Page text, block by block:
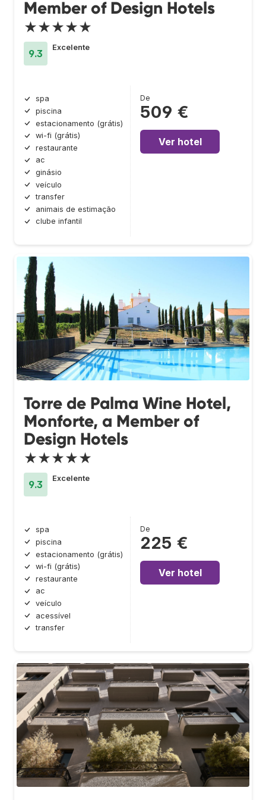
Member of Design Hotels
★★★★★
9.3
Excelente
spa
piscina
estacionamento (grátis)
wi-fi (grátis)
restaurante
ac
ginásio
veículo
transfer
animais de estimação
clube infantil
De
509 €
Ver hotel
Torre de Palma Wine Hotel,
Monforte, a Member of
Design Hotels
★★★★★
9.3
Excelente
spa
piscina
estacionamento (grátis)
wi-fi (grátis)
restaurante
ac
veículo
acessível
transfer
De
225 €
Ver hotel